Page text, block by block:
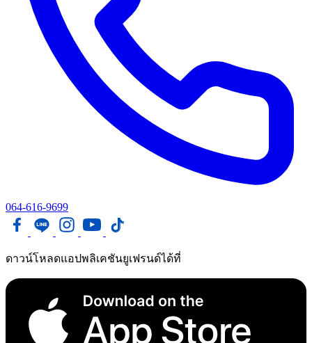
064-616-9699
ดาวน์โหลดแอปพลิเคชันยูเฟรนด์ได้ที่